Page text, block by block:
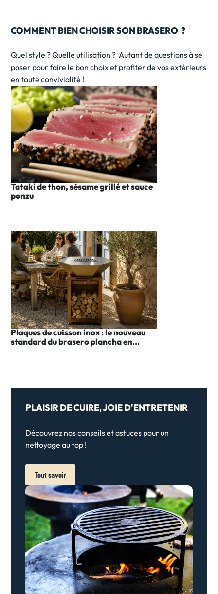
COMMENT BIEN CHOISIR SON BRASERO ?
Quel style ? Quelle utilisation ? Autant de questions à se
poser pour faire le bon choix et profiter de vos extérieurs
en toute convivialité !
Tataki de thon, sésame grillé et sauce
ponzu
Plaques de cuisson inox : le nouveau
standard du brasero plancha en...
PLAISIR DE CUIRE, JOIE D'ENTRETENIR
Découvrez nos conseils et astuces pour un
nettoyage au top !
Tout savoir